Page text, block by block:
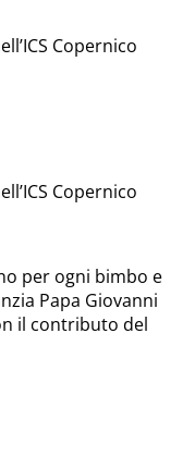
Copernico
Copernico
per ogni bimbo e
Papa Giovanni
il contributo del